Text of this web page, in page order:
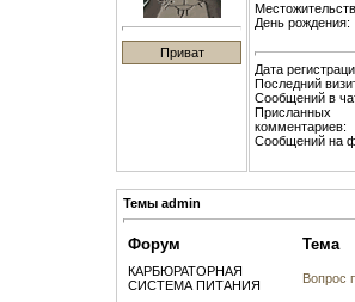
День рождения:
Дата
Последний
Сообщений в
Присланных
комментариев:
Сообщений на
Темы admin
Форум Тема
КАРБЮРАТОРНАЯ
СИСТЕМА ПИТАНИЯ
Вопрос